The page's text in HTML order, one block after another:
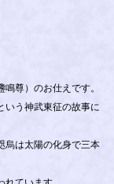
尊）のお仕えです。
いう神武東征の故事に
烏は太陽の化身で三本